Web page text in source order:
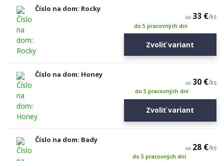
Číslo na dom: Rocky
od 33 €/ks
do 5 pracovných dní
Zvoliť variant
Číslo na dom: Honey
od 30 €/ks
do 5 pracovných dní
Zvoliť variant
Číslo na dom: Bady
od 28 €/ks
do 5 pracovných dní